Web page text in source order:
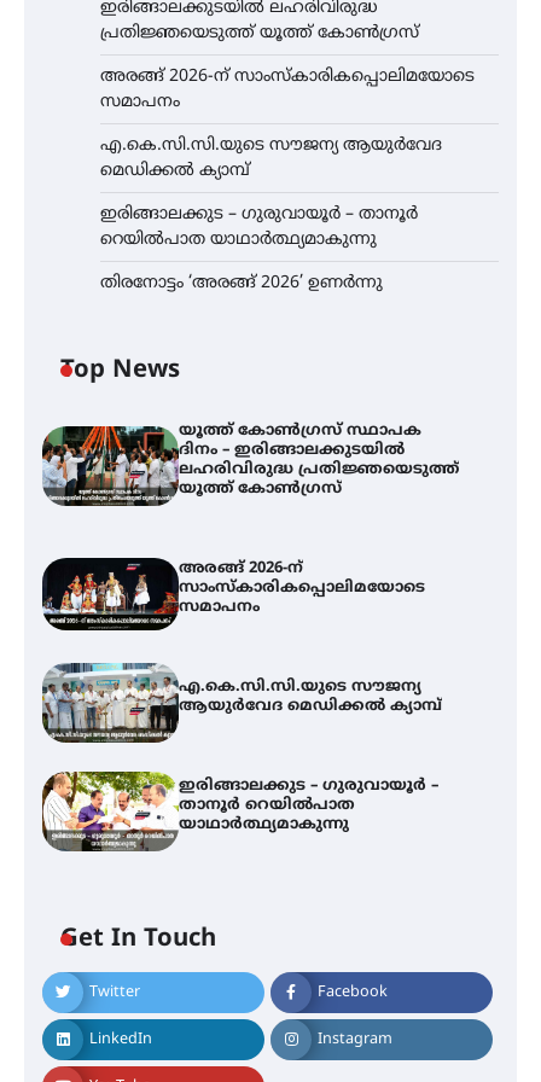
ഇരിങ്ങാലക്കുടയിൽ ലഹരിവിരുദ്ധ
പ്രതിജ്ഞയെടുത്ത് യൂത്ത് കോൺഗ്രസ്
അരങ്ങ് 2026-ന് സാംസ്കാരികപ്പൊലിമയോടെ
സമാപനം
എ.കെ.സി.സി.യുടെ സൗജന്യ ആയുർവേദ
മെഡിക്കൽ ക്യാമ്പ്
ഇരിങ്ങാലക്കുട – ഗുരുവായൂർ – താനൂർ
റെയിൽപാത യാഥാർത്ഥ്യമാകുന്നു
തിരനോട്ടം ‘അരങ്ങ് 2026’ ഉണർന്നു
Top News
യൂത്ത് കോൺഗ്രസ്‌ സ്ഥാപക
ദിനം – ഇരിങ്ങാലക്കുടയിൽ
ലഹരിവിരുദ്ധ പ്രതിജ്ഞയെടുത്ത്
യൂത്ത് കോൺഗ്രസ്
അരങ്ങ് 2026-ന്
സാംസ്കാരികപ്പൊലിമയോടെ
സമാപനം
എ.കെ.സി.സി.യുടെ സൗജന്യ
ആയുർവേദ മെഡിക്കൽ ക്യാമ്പ്
ഇരിങ്ങാലക്കുട – ഗുരുവായൂർ –
താനൂർ റെയിൽപാത
യാഥാർത്ഥ്യമാകുന്നു
Get In Touch
Twitter Facebook
LinkedIn Instagram
എ.കെ.സി.സി.യുടെ സൗജന്യ
ആയുർവേദ മെഡിക്കൽ ക്യാമ്പ്